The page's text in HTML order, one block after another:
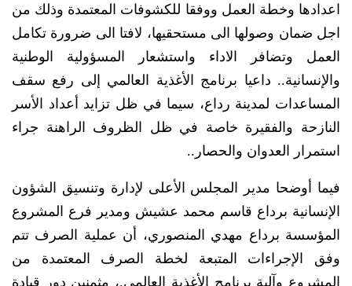
اعدادها وخطة العمل ووفقا للكشوفات المعتمدة وذلك من
اجل ضمان وصولها الى مستحقيها، لافتا الى ضرورة تكامل
العمل وتضافر الاداء واستشعار المسؤولية الوطنية
والإنسانية.. داعيا برنامج الأغذية العالمي إلى رفع سقف
المساعدات لمدينة رداع، سيما في ظل تزايد أعداد الأسر
النازحة والفقيرة خاصة في ظل الظروف الراهنة جراء
استمرار العدوان والحصار..
فيما أوضحا مدير المجلس الأعلى لإدارة وتنسيق الشؤون
الإنسانية برداع قاسم محمد عشيش ومدير فرع المشروع
المؤسسة برداع مهدي المنصوري، أن عملية الصرف تتم
وفق الإجراءات المتبعة لخطة الصرف المعتمدة من
المشروع وآلية برنامج الأغذية العالمي.، مثمنين دور قيادة